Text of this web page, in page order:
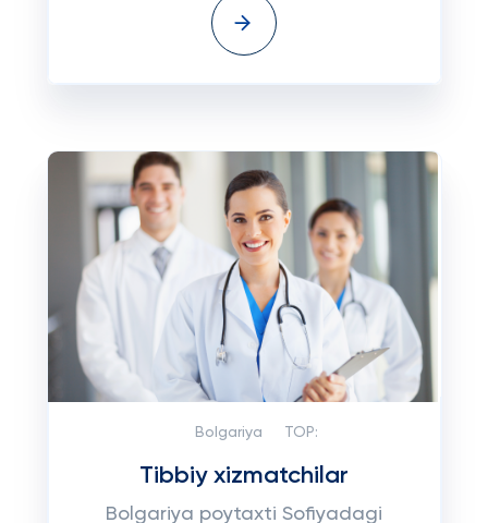
Bolgariya TOP:
Tibbiy xizmatchilar
Bolgariya poytaxti Sofiyadagi